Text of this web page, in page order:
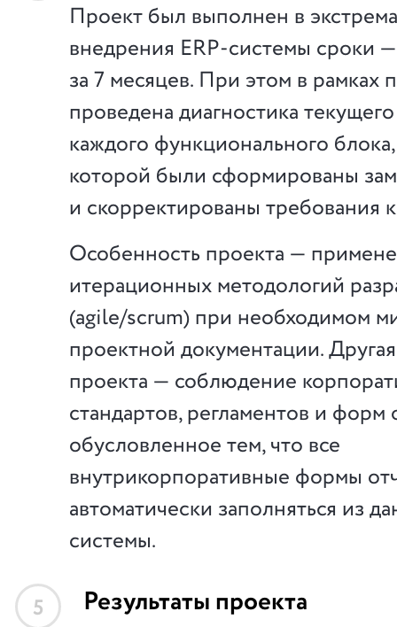
Проект был выполнен в
внедрения ERP-системы сроки
за 7 месяцев. При этом в рамках
проведена диагностика
каждого функционального
которой были сформированы
и скорректированы требования
Особенность проекта —
итерационных методологий
(agile/scrum) при необходимом
проектной документации.
проекта — соблюдение
стандартов, регламентов и форм
обусловленное тем, что все
внутрикорпоративные формы
автоматически заполняться из
системы.
5 Результаты проекта